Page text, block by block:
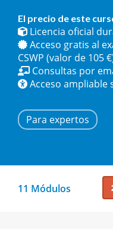
El precio de este
Licencia oficial
Acceso gratis al
CSWP (valor de 105
Consultas por
Acceso ampliable
Para expertos
11 Módulos